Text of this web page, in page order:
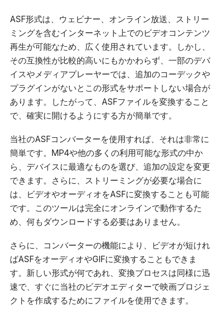
ASF形式は、ウェビナー、オンライン放送、ストリー
ミングを含むインターネット上でのビデオコンテンツ
再生が可能なため、広く使用されています。しかし、
その互換性が比較的高いにもかかわらず、一部のデバ
イスやメディアプレーヤーでは、追加のコーデックや
プラグインがないとこの形式をサポートしない場合が
あります。したがって、ASFファイルを変換すること
で、確実に開けるようにする方が簡単です。
当社のASFコンバーターを使用すれば、それは非常に
簡単です。MP4や他の多くの利用可能な形式の中か
ら、デバイスに最適なものを選び、追加の設定を変更
できます。さらに、ストリーミングが必要な場合に
は、ビデオやオーディオをASFに変換することも可能
です。このツールは完全にオンラインで動作するた
め、何もダウンロードする必要はありません。
さらに、コンバーターの機能により、ビデオが短けれ
ばASFをオーディオやGIFに変換することもできま
す。新しい形式が何であれ、変換プロセスは同様に迅
速で、すぐに当社のビデオエディターで映画プロジェ
クトを作成するためにファイルを使用できます。